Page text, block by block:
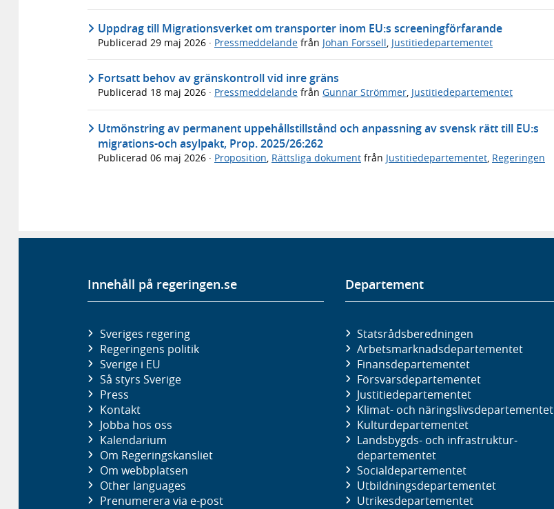
Uppdrag till Migrationsverket om transporter inom EU:s screeningförfarande
Publicerad 29 maj 2026 · Pressmeddelande från Johan Forssell Justitiedepartementet
Fortsatt behov av gränskontroll vid inre gräns
Publicerad 18 maj 2026 · Pressmeddelande från Gunnar Strömmer, Justitiedepartementet
Utmönstring av permanent uppehållstillstånd och anpassning av svensk rätt till EU:s
migrations-och asylpakt, Prop. 2025/26:262
Publicerad 06 maj 2026 · Proposition, Rättsliga dokument från Justitiedepartementet, Regeringen
Innehåll på regeringen.se
Sveriges regering
Regeringens politik
Sverige i EU
Så styrs Sverige
Press
Kontakt
Jobba hos oss
Kalendarium
Om Regeringskansliet
Om webbplatsen
Other languages
Prenumerera via e-post
Departement
Statsrådsberedningen
Arbetsmarknads­departementet
Finans­departementet
Försvars­departementet
Justitie­departementet
Klimat- och näringslivs­departementet
Kultur­departementet
Landsbygds- och infrastruktur­
departementet
Social­departementet
Utbildnings­departementet
Utrikes­departementet